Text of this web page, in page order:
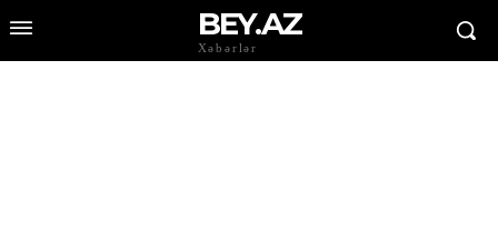
BEY.AZ
Xəbərlər